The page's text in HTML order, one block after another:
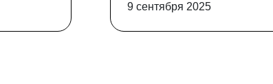
9 сентября 2025